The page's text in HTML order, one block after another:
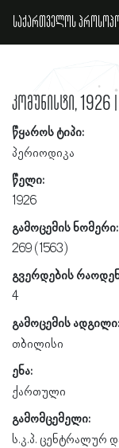
საქართველოს
კომუნისტი, 1926
წყაროს ტიპი:
პერიოდიკა
წელი:
1926
გამოცემის ნომერი:
269 (1563)
გვერდების
4
გამოცემის ადგილი:
თბილისი
ენა:
ქართული
გამომცემელი:
ს.კ.პ. ცენტრალურ